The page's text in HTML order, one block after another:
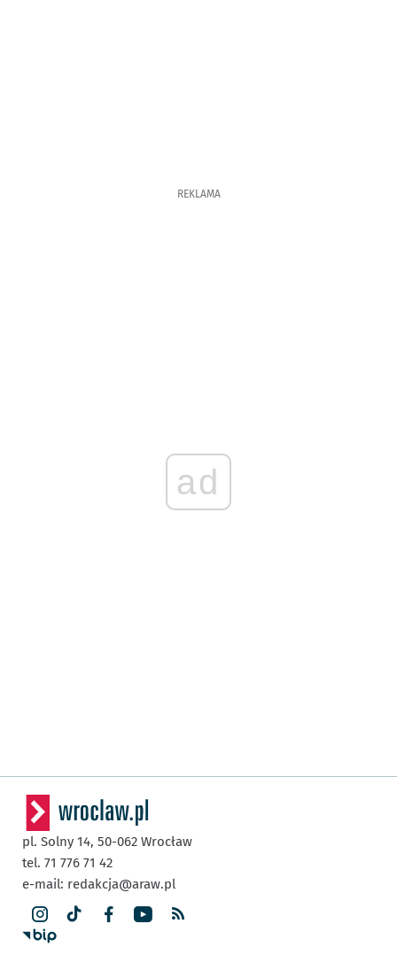
REKLAMA
ad
pl. Solny 14, 50-062 Wrocław
tel. 71 776 71 42
e-mail: redakcja@araw.pl